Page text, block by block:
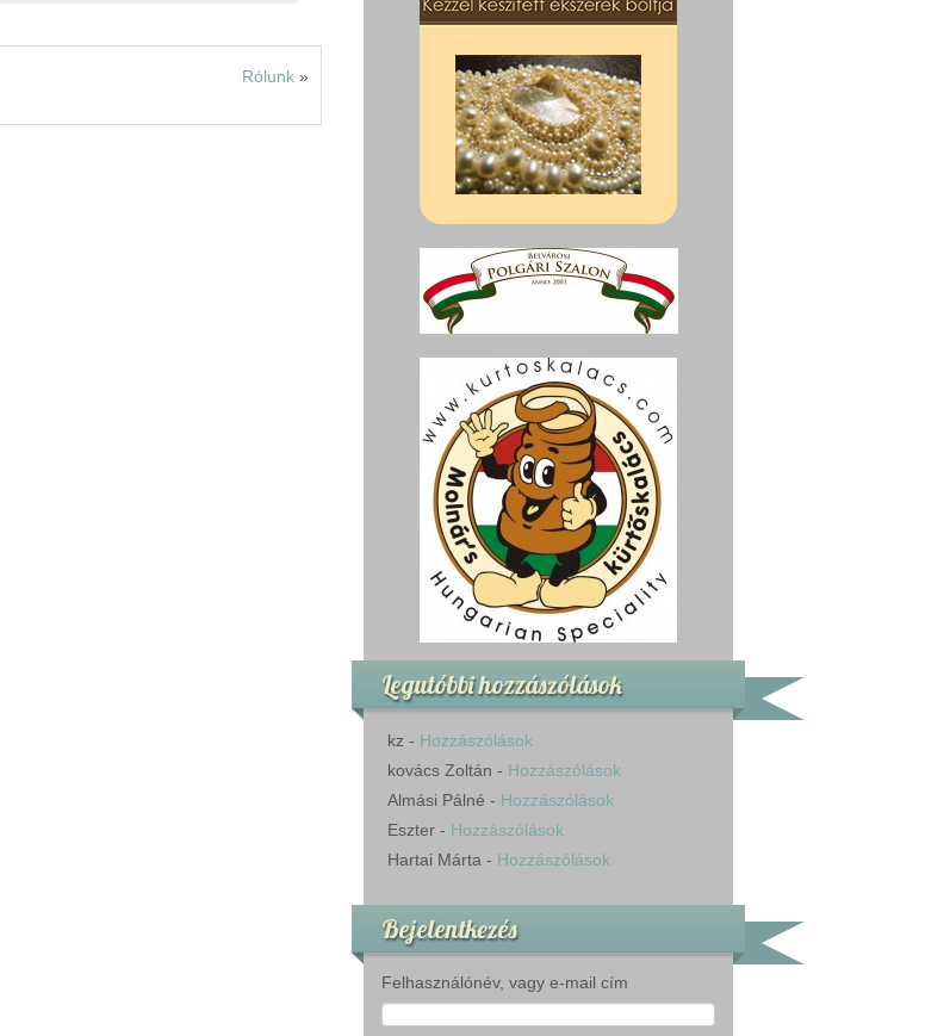
Rólunk»
Legutóbbi hozzászólások
kz - Hozzászólások
kovács Zoltán - Hozzászólások
Almási Pálné - Hozzászólások
Eszter - Hozzászólások
Hartai Márta - Hozzászólások
Bejelentkezés
Felhasználónév, vagy e-mail cím